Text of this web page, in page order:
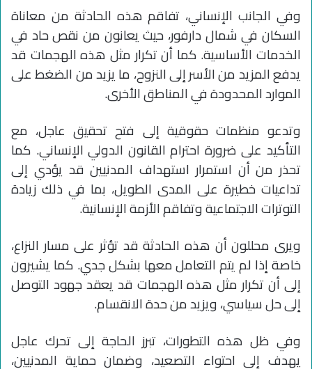
وفي الجانب الإنساني، تفاقم هذه الحادثة من معاناة
السكان في شمال دارفور، حيث يعانون من نقص حاد في
الخدمات الأساسية. كما أن تكرار مثل هذه الهجمات قد
يدفع المزيد من الأسر إلى النزوح، ما يزيد من الضغط على
الموارد المحدودة في المناطق الأخرى.
وتدعو منظمات حقوقية إلى فتح تحقيق عاجل، مع
التأكيد على ضرورة احترام القانون الدولي الإنساني. كما
تحذر من أن استمرار استهداف المدنيين قد يؤدي إلى
تداعيات خطيرة على المدى الطويل، بما في ذلك زيادة
التوترات الاجتماعية وتفاقم الأزمة الإنسانية.
ويرى محللون أن هذه الحادثة قد تؤثر على مسار النزاع،
خاصة إذا لم يتم التعامل معها بشكل جدي. كما يشيرون
إلى أن تكرار مثل هذه الهجمات قد يعقد جهود التوصل
إلى حل سياسي، ويزيد من حدة الانقسام.
وفي ظل هذه التطورات، تبرز الحاجة إلى تحرك عاجل
يهدف إلى احتواء التصعيد، وضمان حماية المدنيين،